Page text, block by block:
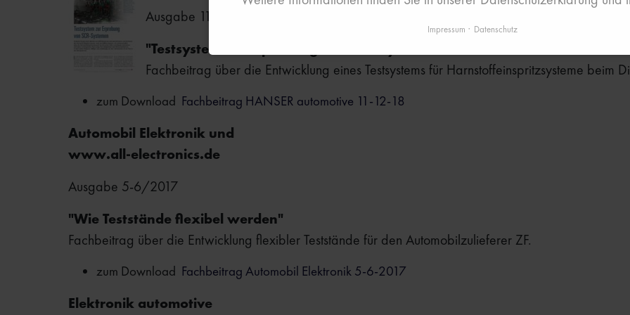
Ausgabe 11-12/2018
"Testsystem zur Erprobung von SCR-Systemen"
Fachbeitrag über die Entwicklung eines Testsystems für Harnstoffeinspritzsysteme beim
zum Download Fachbeitrag HANSER automotive 11-12-18
Automobil Elektronik und
www.all-electronics.de
Ausgabe 5-6/2017
"Wie Teststände flexibel werden"
Fachbeitrag über die Entwicklung flexibler Teststände für den Automobilzulieferer ZF.
zum Download Fachbeitrag Automobil Elektronik 5-6-2017
Elektronik automotive
Impressum Datenschutz